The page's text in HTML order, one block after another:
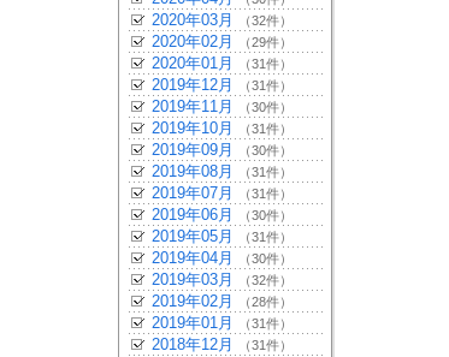
2020年03月 （32件）
2020年02月 （29件）
2020年01月 （31件）
2019年12月 （31件）
2019年11月 （30件）
2019年10月 （31件）
2019年09月 （30件）
2019年08月 （31件）
2019年07月 （31件）
2019年06月 （30件）
2019年05月 （31件）
2019年04月 （30件）
2019年03月 （32件）
2019年02月 （28件）
2019年01月 （31件）
2018年12月 （31件）